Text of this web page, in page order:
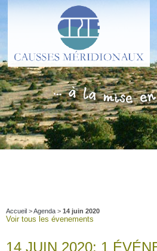
Accueil >Agenda > 14 juin 2020
Voir tous les évenements
14 JUIN 2020: 1